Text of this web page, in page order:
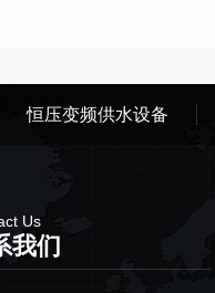
恒压变频供水设备
Us
我们